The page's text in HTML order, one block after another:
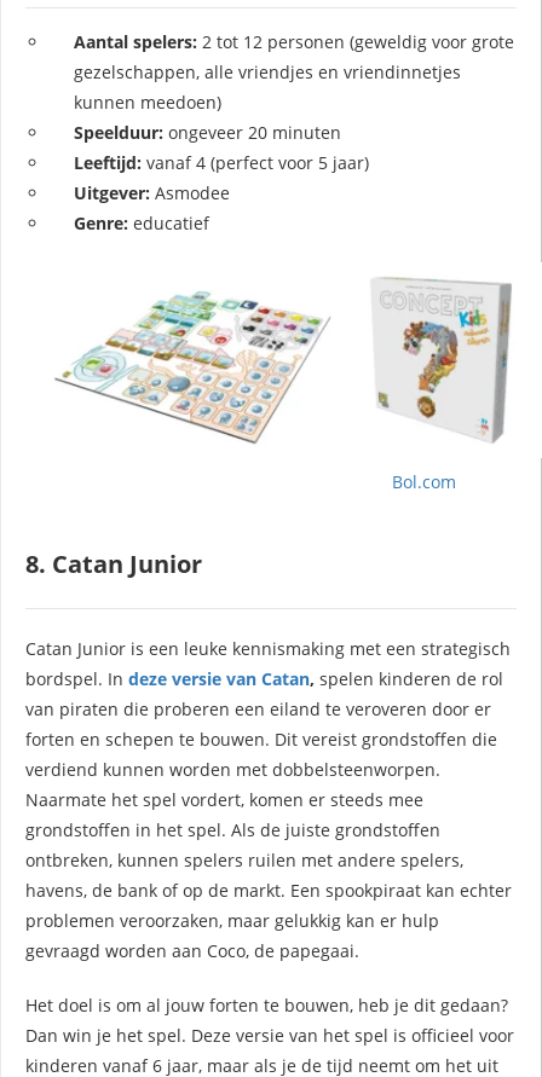
Aantal spelers: 2 tot 12 personen (geweldig voor grote
gezelschappen, alle vriendjes en vriendinnetjes
kunnen meedoen)
Speelduur:ongeveer 20 minuten
Leeftijd:vanaf 4 (perfect voor 5 jaar)
Uitgever: Asmodee
Genre: educatief
Bol.com
8. Catan Junior
Catan Junior is een leuke kennismaking met een strategisch
bordspel. In deze versie van Catan, spelen kinderen de rol
van piraten die proberen een eiland te veroveren door er
forten en schepen te bouwen. Dit vereist grondstoffen die
verdiend kunnen worden met dobbelsteenworpen.
Naarmate het spel vordert, komen er steeds mee
grondstoffen in het spel. Als de juiste grondstoffen
ontbreken, kunnen spelers ruilen met andere spelers,
havens, de bank of op de markt. Een spookpiraat kan echter
problemen veroorzaken, maar gelukkig kan er hulp
gevraagd worden aan Coco, de papegaai.
Het doel is om al jouw forten te bouwen, heb je dit gedaan?
Dan win je het spel. Deze versie van het spel is officieel voor
kinderen vanaf 6 jaar, maar als je de tijd neemt om het uit